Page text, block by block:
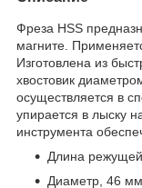
Фреза НSS
магните.
Изготовлена из
хвостовик
осуществляется в
упирается в лыску
инструмента
Длина
Диаметр, 46 мм